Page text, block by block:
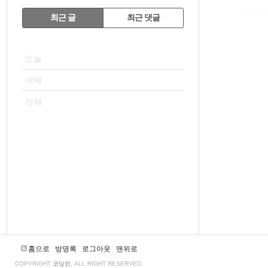
RECENTLY
최근 글 최근 댓글
오늘
어제
전체
홈으로 방명록 로그아웃 맨위로
COPYRIGHT 코딩런 , ALL RIGHT RESERVED.